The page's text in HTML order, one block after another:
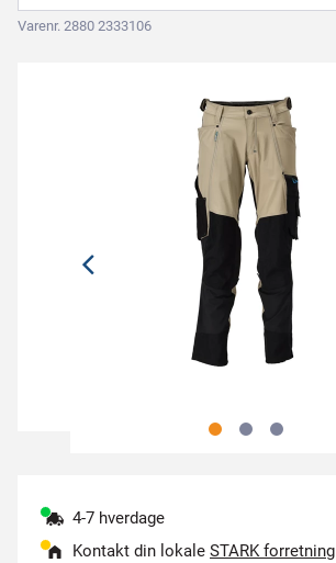
Varenr. 2880 2333106
4-7 hverdage
Kontakt din lokale STARK forretning